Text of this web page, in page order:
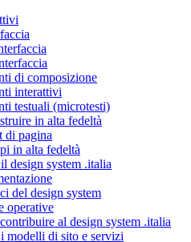
di composizione
interattivi
testuali (microtesti)
in alta fedeltà
di pagina
in alta fedeltà
design system .italia
del design system
operative
al design system .italia
modelli di sito e servizi